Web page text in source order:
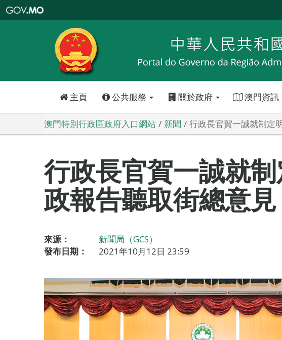
特
政
區
政
口
主頁 公共服務 關於政府 澳門資訊
澳門特別行政區政府入口網站 新聞 行政長官賀一誠就制定
行政長官賀一誠就
政報告聽取街總意見
來源：
新聞局（GCS）
發布日期：
2021年10月12日 23:59